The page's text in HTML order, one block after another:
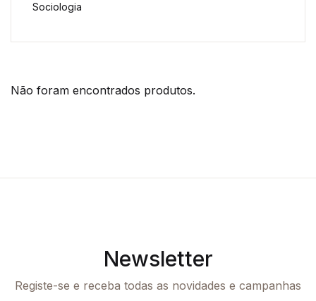
Não foram encontrados produtos.
Sociologia
Newsletter
Registe-se e receba todas as novidades e campanhas